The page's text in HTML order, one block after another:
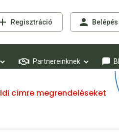
Regisztráció Belépés
Partnereinknek
címre megrendeléseket